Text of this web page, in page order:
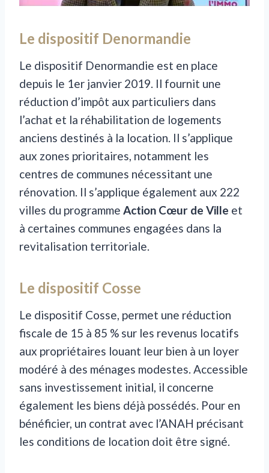
Le dispositif Denormandie
Le dispositif Denormandie est en place
depuis le 1er janvier 2019. Il fournit une
réduction d’impôt aux particuliers dans
l’achat et la réhabilitation de logements
anciens destinés à la location. Il s’applique
aux zones prioritaires, notamment les
centres de communes nécessitant une
rénovation. Il s’applique également aux 222
villes du programme Action Cœur de Ville et
à certaines communes engagées dans la
revitalisation territoriale.
Le dispositif Cosse
Le dispositif Cosse, permet une réduction
fiscale de 15 à 85 % sur les revenus locatifs
aux propriétaires louant leur bien à un loyer
modéré à des ménages modestes. Accessible
sans investissement initial, il concerne
également les biens déjà possédés. Pour en
bénéficier, un contrat avec l’ANAH précisant
les conditions de location doit être signé.